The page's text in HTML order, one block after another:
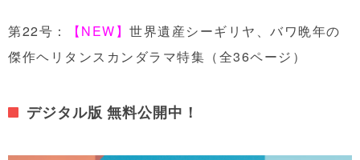
第22号： 【NEW】 世界遺産シーギリヤ、バワ晩年の
傑作ヘリタンスカンダラマ特集（全36ページ）
デジタル版 無料公開中！